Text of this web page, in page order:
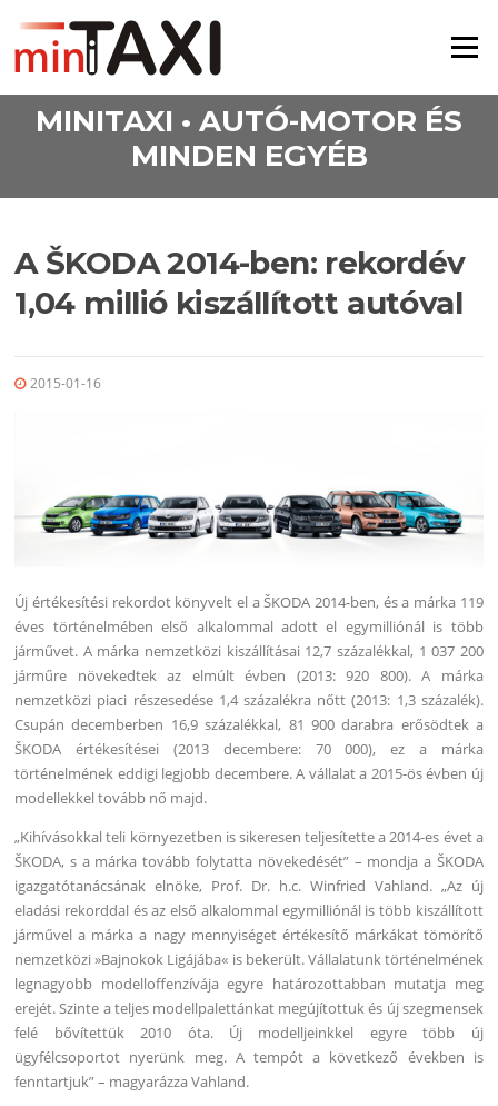
Menü
MINITAXI • AUTÓ-MOTOR ÉS
MINDEN EGYÉB
A ŠKODA 2014-ben: rekordév
1,04 millió kiszállított autóval
2015-01-16
Új értékesítési rekordot könyvelt el a ŠKODA 2014-ben, és a márka 119
éves történelmében első alkalommal adott el egymilliónál is több
járművet. A márka nemzetközi kiszállításai 12,7 százalékkal, 1 037 200
járműre növekedtek az elmúlt évben (2013: 920 800). A márka
nemzetközi piaci részesedése 1,4 százalékra nőtt (2013: 1,3 százalék).
Csupán decemberben 16,9 százalékkal, 81 900 darabra erősödtek a
ŠKODA értékesítései (2013 decembere: 70 000), ez a márka
történelmének eddigi legjobb decembere. A vállalat a 2015-ös évben új
modellekkel tovább nő majd.
„Kihívásokkal teli környezetben is sikeresen teljesítette a 2014-es évet a
ŠKODA, s a márka tovább folytatta növekedését” – mondja a ŠKODA
igazgatótanácsának elnöke, Prof. Dr. h.c. Winfried Vahland. „Az új
eladási rekorddal és az első alkalommal egymilliónál is több kiszállított
járművel a márka a nagy mennyiséget értékesítő márkákat tömörítő
nemzetközi »Bajnokok Ligájába« is bekerült. Vállalatunk történelmének
legnagyobb modelloffenzívája egyre határozottabban mutatja meg
erejét. Szinte a teljes modellpalettánkat megújítottuk és új szegmensek
felé bővítettük 2010 óta. Új modelljeinkkel egyre több új
ügyfélcsoportot nyerünk meg. A tempót a következő években is
fenntartjuk” – magyarázza Vahland.